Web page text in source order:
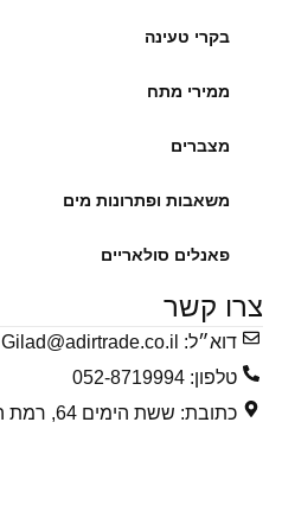
בקרי טעינה
ממירי מתח
מצברים
משאבות ופתרונות מים
פאנלים סולאריים
צרו קשר
דוא״ל: Gilad@adirtrade.co.il
טלפון: 052-8719994
כתובת: ששת הימים 64, רמת השרון.